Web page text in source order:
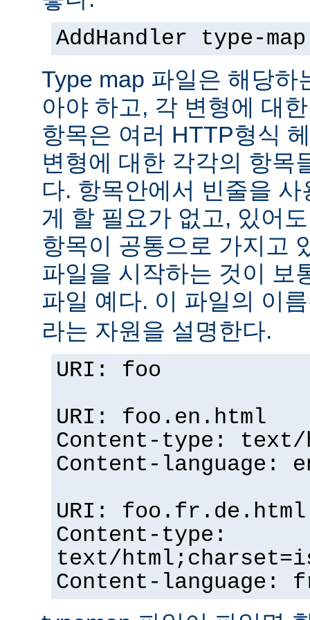
AddHandler type-
Type map 파일은 해당하
아야 하고, 각 변형에 대
항목은 여러 HTTP형식
변형에 대한 각각의 항목
다. 항목안에서 빈줄을
게 할 필요가 없고, 있어
항목이 공통으로 가지고
파일을 시작하는 것이 보
파일 예다. 이 파일의 이
라는 자원을 설명한다.
URI: foo
URI: foo.en.html
Content-type: text/
Content-language:
URI: foo.fr.de.html
Content-type:
text/
Content-language: